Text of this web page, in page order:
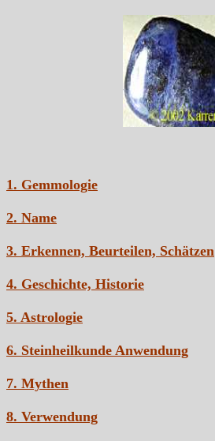
1. Gemmologie
2. Name
3. Erkennen, Beurteilen, Schätzen
4. Geschichte, Historie
5. Astrologie
6. Steinheilkunde Anwendung
7. Mythen
8. Verwendung